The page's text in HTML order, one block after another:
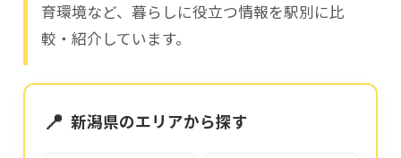
育環境など、暮らしに役立つ情報を駅別に比
較・紹介しています。
📍 新潟県のエリアから探す